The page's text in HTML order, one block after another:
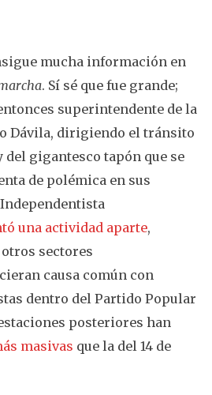
mucha información en
. Sí sé que fue grande;
superintendente de la
Dávila, dirigiendo el tránsito
del gigantesco tapón que se
de polémica en sus
una actividad aparte,
sectores
causa común con
dentro del Partido Popular
posteriores han
masivas que la del 14 de